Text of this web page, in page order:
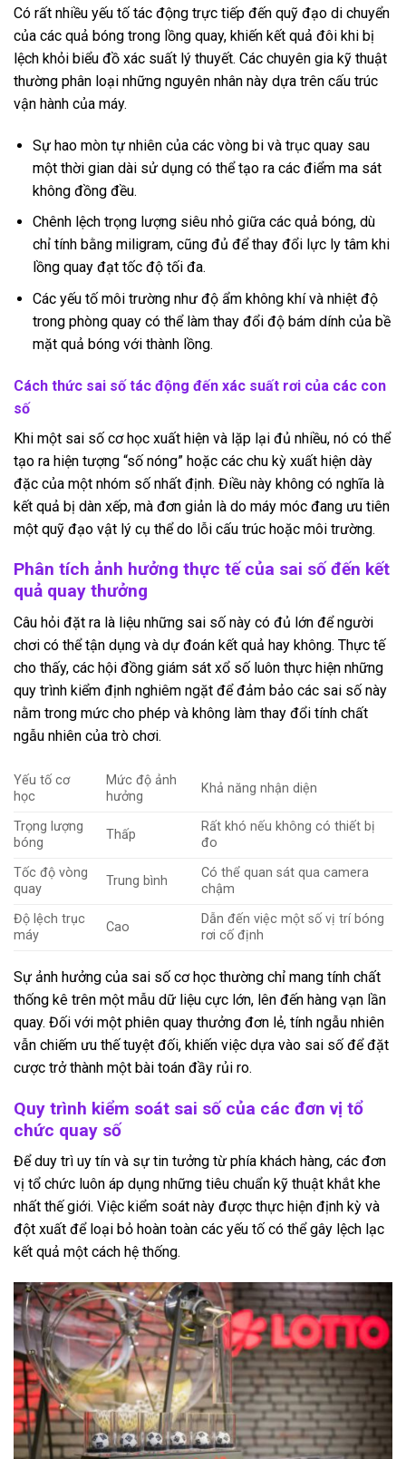
Có rất nhiều yếu tố tác động trực tiếp đến quỹ đạo di chuyển
của các quả bóng trong lồng quay, khiến kết quả đôi khi bị
lệch khỏi biểu đồ xác suất lý thuyết. Các chuyên gia kỹ thuật
thường phân loại những nguyên nhân này dựa trên cấu trúc
vận hành của máy.
Sự hao mòn tự nhiên của các vòng bi và trục quay sau
một thời gian dài sử dụng có thể tạo ra các điểm ma sát
không đồng đều.
Chênh lệch trọng lượng siêu nhỏ giữa các quả bóng, dù
chỉ tính bằng miligram, cũng đủ để thay đổi lực ly tâm khi
lồng quay đạt tốc độ tối đa.
Các yếu tố môi trường như độ ẩm không khí và nhiệt độ
trong phòng quay có thể làm thay đổi độ bám dính của bề
mặt quả bóng với thành lồng.
Cách thức sai số tác động đến xác suất rơi của các con
số
Khi một sai số cơ học xuất hiện và lặp lại đủ nhiều, nó có thể
tạo ra hiện tượng “số nóng” hoặc các chu kỳ xuất hiện dày
đặc của một nhóm số nhất định. Điều này không có nghĩa là
kết quả bị dàn xếp, mà đơn giản là do máy móc đang ưu tiên
một quỹ đạo vật lý cụ thể do lỗi cấu trúc hoặc môi trường.
Phân tích ảnh hưởng thực tế của sai số đến kết
quả quay thưởng
Câu hỏi đặt ra là liệu những sai số này có đủ lớn để người
chơi có thể tận dụng và dự đoán kết quả hay không. Thực tế
cho thấy, các hội đồng giám sát xổ số luôn thực hiện những
quy trình kiểm định nghiêm ngặt để đảm bảo các sai số này
nằm trong mức cho phép và không làm thay đổi tính chất
ngẫu nhiên của trò chơi.
Yếu tố cơ
học
Mức độ ảnh
hưởng
Khả năng nhận diện
Trọng lượng
bóng
Thấp
Rất khó nếu không có thiết bị
đo
Tốc độ vòng
quay
Trung bình
Có thể quan sát qua camera
chậm
Độ lệch trục
máy
Cao
Dẫn đến việc một số vị trí bóng
rơi cố định
Sự ảnh hưởng của sai số cơ học thường chỉ mang tính chất
thống kê trên một mẫu dữ liệu cực lớn, lên đến hàng vạn lần
quay. Đối với một phiên quay thưởng đơn lẻ, tính ngẫu nhiên
vẫn chiếm ưu thế tuyệt đối, khiến việc dựa vào sai số để đặt
cược trở thành một bài toán đầy rủi ro.
Quy trình kiểm soát sai số của các đơn vị tổ
chức quay số
Để duy trì uy tín và sự tin tưởng từ phía khách hàng, các đơn
vị tổ chức luôn áp dụng những tiêu chuẩn kỹ thuật khắt khe
nhất thế giới. Việc kiểm soát này được thực hiện định kỳ và
đột xuất để loại bỏ hoàn toàn các yếu tố có thể gây lệch lạc
kết quả một cách hệ thống.